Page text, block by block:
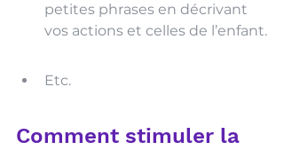
petites phrases en décrivant
vos actions et celles de l’enfant.
Etc.
Comment stimuler la